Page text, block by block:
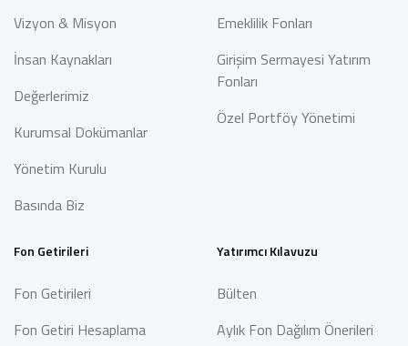
Vizyon & Misyon
İnsan Kaynakları
Değerlerimiz
Kurumsal Dokümanlar
Yönetim Kurulu
Basında Biz
Emeklilik Fonları
Girişim Sermayesi Yatırım
Fonları
Özel Portföy Yönetimi
Fon Getirileri
Fon Getirileri
Fon Getiri Hesaplama
Yatırımcı Kılavuzu
Bülten
Aylık Fon Dağılım Önerileri